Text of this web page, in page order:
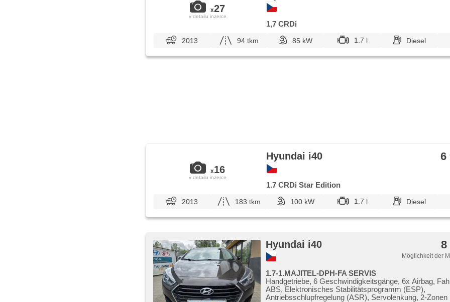
Rücksitzbank, Innenthermometer, Getönte Scheiben
x27
v detailu inzerce
1,7 CRDi
2013 94 tkm 85 kW 1.7 l Diesel
x16
v detailu inzerce
Hyundai i40 6
1.7 CRDi Star Edition
2013 183 tkm 100 kW 1.7 l Diesel
Hyundai i40 8
Möglichkeit der
1.7-1.MAJITEL-DPH-FA SERVIS
Handgetriebe, 6 Geschwindigkeitsgänge, 6x Airbag,
ABS, Elektronisches Stabilitätsprogramm (ESP),
Antriebsschlupfregelung (ASR), Servolenkung, 2-Zonen